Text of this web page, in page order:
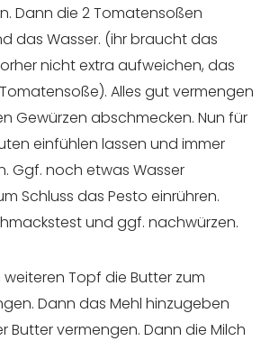
Dann die 2 Tomatensoßen
das Wasser. (ihr braucht das
nicht extra aufweichen, das
Alles gut vermengen
Gewürzen abschmecken. Nun für
einfühlen lassen und immer
Ggf. noch etwas Wasser
Schluss das Pesto einrühren.
und ggf. nachwürzen.
weiteren Topf die Butter zum
Dann das Mehl hinzugeben
Butter vermengen. Dann die Milch